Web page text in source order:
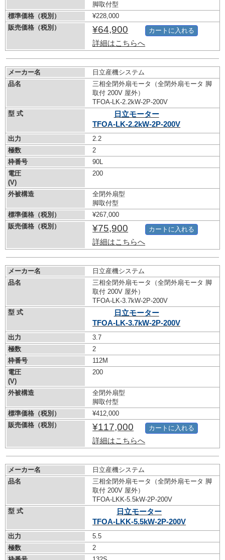
脚取付型
標準価格（税別）
¥228,000
販売価格（税別）
¥64,900
詳細はこちらへ
カートに入れる
メーカー名
日立産機システム
品名
三相全閉外扇モータ（全閉外扇モータ 脚
取付 200V 屋外）
TFOA-LK-2.2kW-2P-200V
型 式
日立モーター
TFOA-LK-2.2kW-2P-200V
出力
2.2
極数
2
枠番号
90L
電圧
(V)
200
外被構造
全閉外扇型
脚取付型
標準価格（税別）
¥267,000
販売価格（税別）
¥75,900
詳細はこちらへ
カートに入れる
メーカー名
日立産機システム
品名
三相全閉外扇モータ（全閉外扇モータ 脚
取付 200V 屋外）
TFOA-LK-3.7kW-2P-200V
型 式
日立モーター
TFOA-LK-3.7kW-2P-200V
出力
3.7
極数
2
枠番号
112M
電圧
(V)
200
外被構造
全閉外扇型
脚取付型
標準価格（税別）
¥412,000
販売価格（税別）
¥117,000
詳細はこちらへ
カートに入れる
メーカー名
日立産機システム
品名
三相全閉外扇モータ（全閉外扇モータ 脚
取付 200V 屋外）
TFOA-LKK-5.5kW-2P-200V
型 式
日立モーター
TFOA-LKK-5.5kW-2P-200V
出力
5.5
極数
2